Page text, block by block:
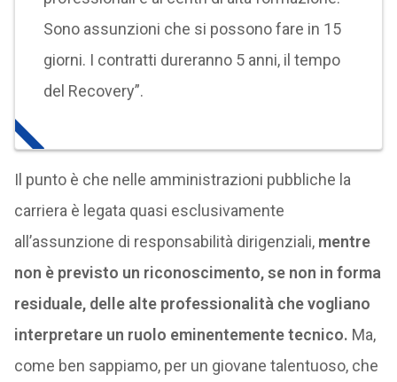
Sono assunzioni che si possono fare in 15
giorni. I contratti dureranno 5 anni, il tempo
del Recovery”.
Il punto è che nelle amministrazioni pubbliche la
carriera è legata quasi esclusivamente
all’assunzione di responsabilità dirigenziali, mentre
non è previsto un riconoscimento, se non in forma
residuale, delle alte professionalità che vogliano
interpretare un ruolo eminentemente tecnico. Ma,
come ben sappiamo, per un giovane talentuoso, che